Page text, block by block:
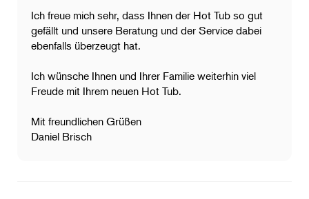
Ich freue mich sehr, dass Ihnen der Hot Tub so gut
gefällt und unsere Beratung und der Service dabei
ebenfalls überzeugt hat.
Ich wünsche Ihnen und Ihrer Familie weiterhin viel
Freude mit Ihrem neuen Hot Tub.
Mit freundlichen Grüßen
Daniel Brisch